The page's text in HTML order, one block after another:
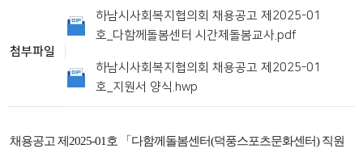
첨부파일
하남시사회복지협의회 채용공고 제2025-01
호_다함께돌봄센터 시간제돌봄교사.pdf
하남시사회복지협의회 채용공고 제2025-01
호_지원서 양식.hwp
채용공고 제2025-01호 「다함께돌봄센터(덕풍스포츠문화센터) 직원